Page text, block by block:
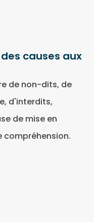
causes aux
de non-dits, de
d'interdits,
de mise en
compréhension.